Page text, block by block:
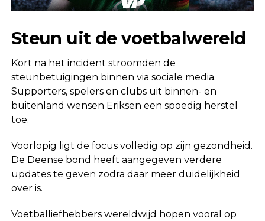
Steun uit de voetbalwereld
Kort na het incident stroomden de
steunbetuigingen binnen via sociale media.
Supporters, spelers en clubs uit binnen- en
buitenland wensen Eriksen een spoedig herstel
toe.
Voorlopig ligt de focus volledig op zijn gezondheid.
De Deense bond heeft aangegeven verdere
updates te geven zodra daar meer duidelijkheid
over is.
Voetballiefhebbers wereldwijd hopen vooral op